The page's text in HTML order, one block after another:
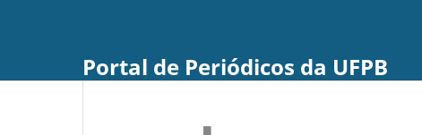
Portal de Periódicos da UFPB